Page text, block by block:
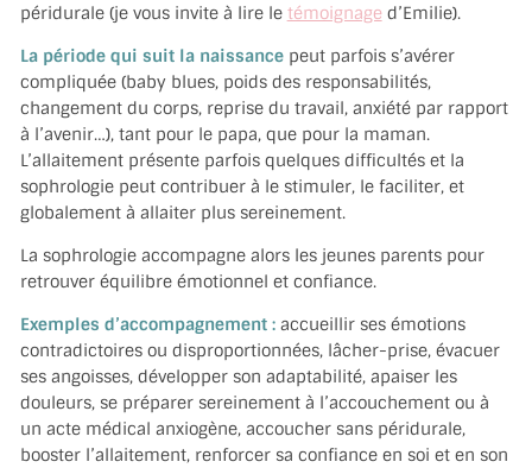
péridurale (je vous invite à lire le témoignaged’Emilie).
La période qui suit la naissancepeut parfois s’avérer
compliquée (baby blues, poids des responsabilités,
changement du corps, reprise du travail, anxiété par rapport
à l’avenir…), tant pour le papa, que pour la maman.
L’allaitement présente parfois quelques difficultés et la
sophrologie peut contribuer à le stimuler, le faciliter, et
globalement à allaiter plus sereinement.
La sophrologie accompagne alors les jeunes parents pour
retrouver équilibre émotionnel et confiance.
Exemples d’accompagnement : accueillir ses émotions
contradictoires ou disproportionnées, lâcher-prise, évacuer
ses angoisses, développer son adaptabilité, apaiser les
douleurs, se préparer sereinement à l’accouchement ou à
un acte médical anxiogène, accoucher sans péridurale,
booster l’allaitement, renforcer sa confiance en soi et en son